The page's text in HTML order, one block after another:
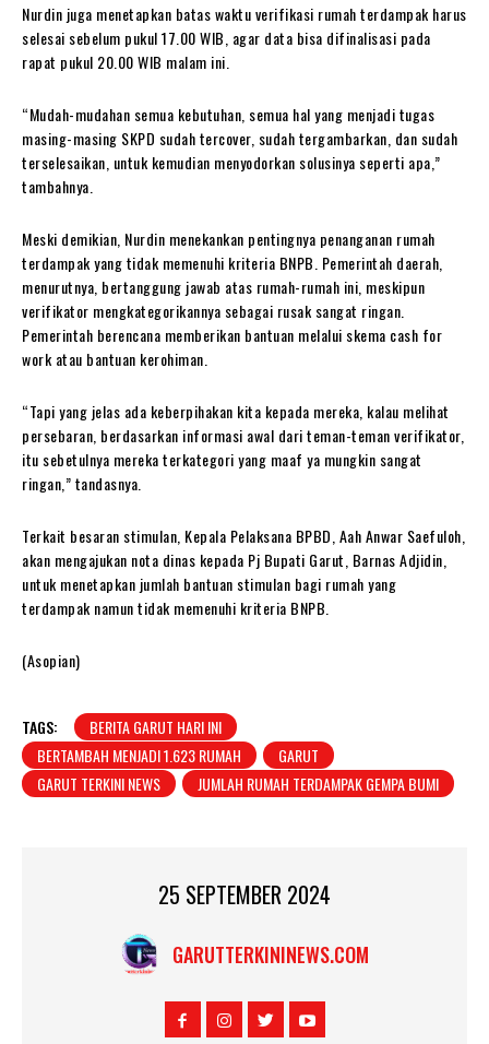
Nurdin juga menetapkan batas waktu verifikasi rumah terdampak harus
selesai sebelum pukul 17.00 WIB, agar data bisa difinalisasi pada
rapat pukul 20.00 WIB malam ini.
“Mudah-mudahan semua kebutuhan, semua hal yang menjadi tugas
masing-masing SKPD sudah tercover, sudah tergambarkan, dan sudah
terselesaikan, untuk kemudian menyodorkan solusinya seperti apa,”
tambahnya.
Meski demikian, Nurdin menekankan pentingnya penanganan rumah
terdampak yang tidak memenuhi kriteria BNPB. Pemerintah daerah,
menurutnya, bertanggung jawab atas rumah-rumah ini, meskipun
verifikator mengkategorikannya sebagai rusak sangat ringan.
Pemerintah berencana memberikan bantuan melalui skema cash for
work atau bantuan kerohiman.
“Tapi yang jelas ada keberpihakan kita kepada mereka, kalau melihat
persebaran, berdasarkan informasi awal dari teman-teman verifikator,
itu sebetulnya mereka terkategori yang maaf ya mungkin sangat
ringan,” tandasnya.
Terkait besaran stimulan, Kepala Pelaksana BPBD, Aah Anwar Saefuloh,
akan mengajukan nota dinas kepada Pj Bupati Garut, Barnas Adjidin,
untuk menetapkan jumlah bantuan stimulan bagi rumah yang
terdampak namun tidak memenuhi kriteria BNPB.
(Asopian)
TAGS:
BERITA GARUT HARI INI
BERTAMBAH MENJADI 1.623 RUMAH
GARUT
GARUT TERKINI NEWS
JUMLAH RUMAH TERDAMPAK GEMPA BUMI
25 SEPTEMBER 2024
GARUTTERKININEWS.COM